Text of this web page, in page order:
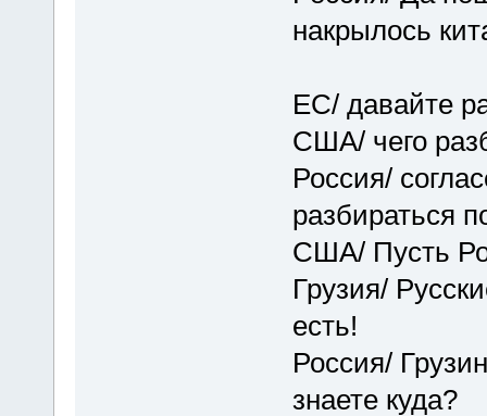
накрылось
ЕС/ давайте
США/ чего
Россия/
разбираться
США/ Пусть
Грузия/
есть!
Россия/
знаете куда?